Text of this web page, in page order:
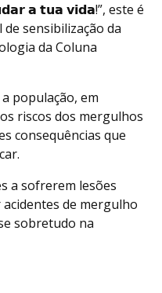
𝗮 𝘁𝘂𝗮 𝘃𝗶𝗱𝗮!”, este é
sensibilização da
da Coluna
população, em
riscos dos mergulhos
consequências que
a sofrerem lesões
de mergulho
sobretudo na